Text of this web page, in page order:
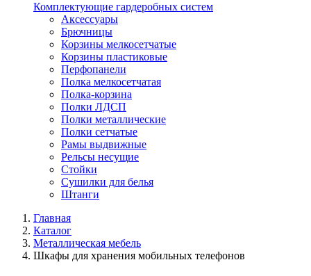
Комплектующие гардеробных систем
Аксессуары
Брючницы
Корзины мелкосетчатые
Корзины пластиковые
Перфопанели
Полка мелкосетчатая
Полка-корзина
Полки ЛДСП
Полки металлические
Полки сетчатые
Рамы выдвижные
Рельсы несущие
Стойки
Сушилки для белья
Штанги
Главная
Каталог
Металлическая мебель
Шкафы для хранения мобильных телефонов